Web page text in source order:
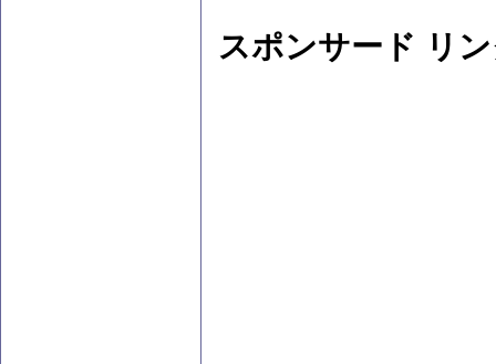
スポンサード リ